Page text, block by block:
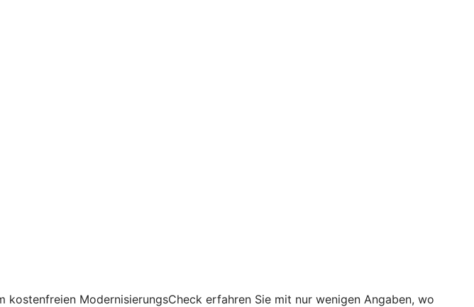
ModernisierungsCheck erfahren Sie mit nur wenigen Angaben, wo